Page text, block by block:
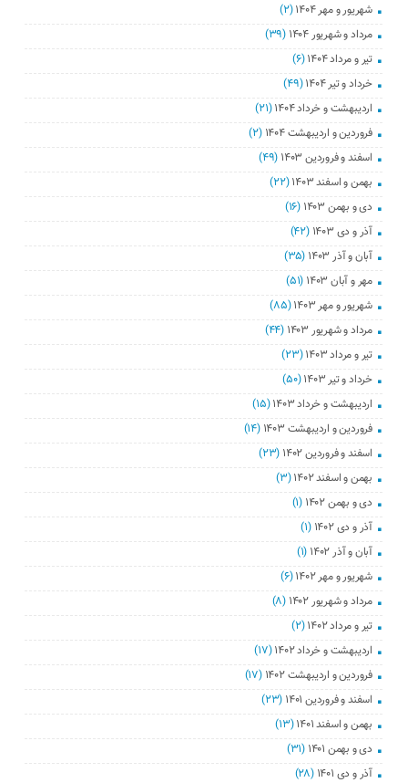
شهریور و مهر ۱۴۰۴
(۲)
مرداد و شهریور ۱۴۰۴
(۳۹)
تیر و مرداد ۱۴۰۴
(۶)
خرداد و تیر ۱۴۰۴
(۴۹)
اردیبهشت و خرداد ۱۴۰۴
(۲۱)
فروردین و اردیبهشت ۱۴۰۴
(۲)
اسفند و فروردین ۱۴۰۳
(۴۹)
بهمن و اسفند ۱۴۰۳
(۲۲)
دی و بهمن ۱۴۰۳
(۱۶)
آذر و دی ۱۴۰۳
(۴۲)
آبان و آذر ۱۴۰۳
(۳۵)
مهر و آبان ۱۴۰۳
(۵۱)
شهریور و مهر ۱۴۰۳
(۸۵)
مرداد و شهریور ۱۴۰۳
(۴۴)
تیر و مرداد ۱۴۰۳
(۲۳)
خرداد و تیر ۱۴۰۳
(۵۰)
اردیبهشت و خرداد ۱۴۰۳
(۱۵)
فروردین و اردیبهشت ۱۴۰۳
(۱۴)
اسفند و فروردین ۱۴۰۲
(۲۳)
بهمن و اسفند ۱۴۰۲
(۳)
دی و بهمن ۱۴۰۲
(۱)
آذر و دی ۱۴۰۲
(۱)
آبان و آذر ۱۴۰۲
(۱)
شهریور و مهر ۱۴۰۲
(۶)
مرداد و شهریور ۱۴۰۲
(۸)
تیر و مرداد ۱۴۰۲
(۲)
اردیبهشت و خرداد ۱۴۰۲
(۱۷)
فروردین و اردیبهشت ۱۴۰۲
(۱۷)
اسفند و فروردین ۱۴۰۱
(۲۳)
بهمن و اسفند ۱۴۰۱
(۱۳)
دی و بهمن ۱۴۰۱
(۳۱)
آذر و دی ۱۴۰۱
(۲۸)